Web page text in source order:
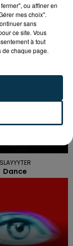
SLAYYYTER
Dance
ou affiner en
mes choix".
sans
ce site. Vous
à tout
de chaque page.